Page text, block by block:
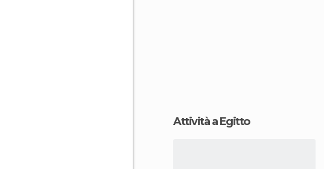
Attività a Egitto